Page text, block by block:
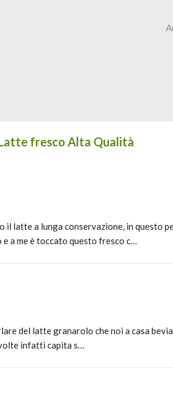
fresco Alta Qualità
il latte a lunga conservazione, in questo
a me è toccato questo fresco c…
del latte granarolo che noi a casa
infatti capita s…